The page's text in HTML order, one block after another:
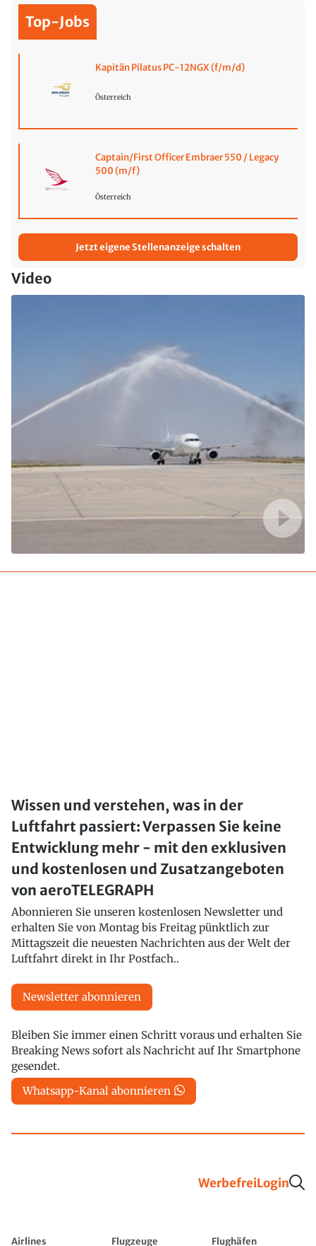
Top-Jobs
Kapitän Pilatus PC-12NGX (f/m/d)
Österreich
Captain/First Officer Embraer 550 / Legacy
500 (m/f)
Österreich
Jetzt eigene Stellenanzeige schalten
Video
Wissen und verstehen, was in der
Luftfahrt passiert: Verpassen Sie keine
Entwicklung mehr - mit den exklusiven
und kostenlosen und Zusatzangeboten
von aeroTELEGRAPH
Abonnieren Sie unseren kostenlosen Newsletter und
erhalten Sie von Montag bis Freitag pünktlich zur
Mittagszeit die neuesten Nachrichten aus der Welt der
Luftfahrt direkt in Ihr Postfach..
Newsletter abonnieren
Bleiben Sie immer einen Schritt voraus und erhalten Sie
Breaking News sofort als Nachricht auf Ihr Smartphone
gesendet.
Whatsapp-Kanal abonnieren
WerbefreiLogin
Airlines Flugzeuge
Flughäfen